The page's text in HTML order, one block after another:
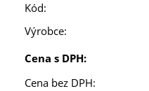
Kód:
Výrobce:
Cena s DPH:
Cena bez DPH: